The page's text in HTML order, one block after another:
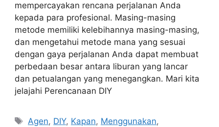
mempercayakan rencana perjalanan Anda
kepada para profesional. Masing-masing
metode memiliki kelebihannya masing-masing,
dan mengetahui metode mana yang sesuai
dengan gaya perjalanan Anda dapat membuat
perbedaan besar antara liburan yang lancar
dan petualangan yang menegangkan. Mari kita
jelajahi Perencanaan DIY
Tags
Agen, DIY, Kapan, Menggunakan,